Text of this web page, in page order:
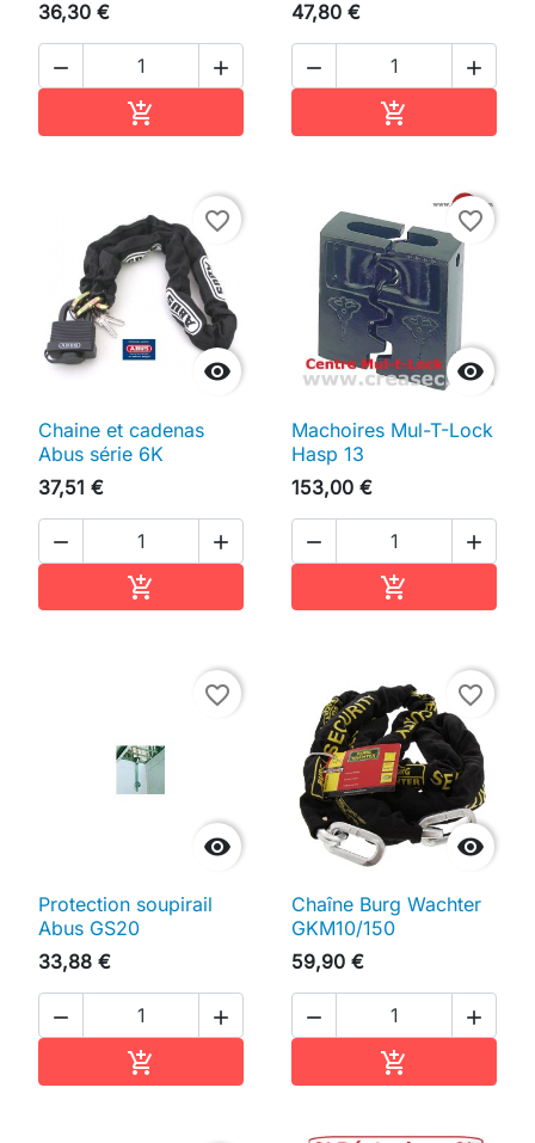
36,30 €
 

47,80 €
 


favorite_border
Chaine et cadenas
Abus série 6K
37,51 €
 


favorite_border
Machoires Mul-T-Lock
Hasp 13
153,00 €
 


favorite_border
Protection soupirail
Abus GS20
33,88 €
 


favorite_border
Chaîne Burg Wachter
GKM10/150
59,90 €
 
